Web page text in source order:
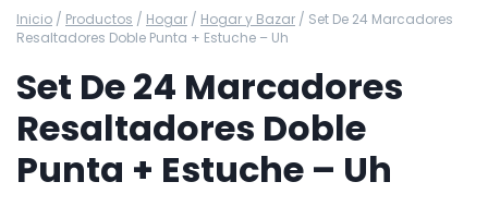
Inicio / Productos / Hogar / Hogar y Bazar / Set De 24 Marcadores
Resaltadores Doble Punta + Estuche – Uh
Set De 24 Marcadores
Resaltadores Doble
Punta + Estuche – Uh